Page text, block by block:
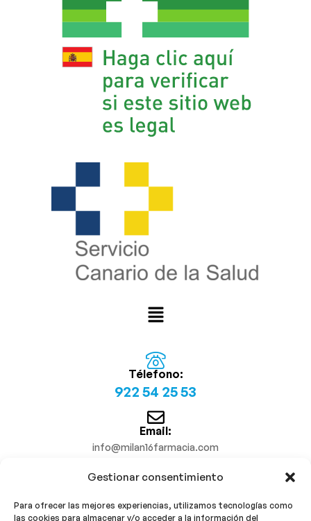
Gestionar consentimiento
Para ofrecer las mejores experiencias, utilizamos tecnologías como
las cookies para almacenar y/o acceder a la información del
Télefono:
922 54 25 53
Email:
info@milan16farmacia.com
¡Síguenos!